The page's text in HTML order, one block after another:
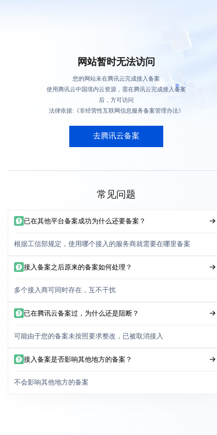
网站暂时无法访问
您的网站未在腾讯云完成接入备案
使用腾讯云中国境内云资源，需在腾讯云完成接入备案
后，方可访问
法律依据:《非经营性互联网信息服务备案管理办法》
去腾讯云备案
常见问题
已在其他平台备案成功为什么还要备案？
根据工信部规定，使用哪个接入的服务商就需要在哪里备案
接入备案之后原来的备案如何处理？
多个接入商可同时存在，互不干扰
已在腾讯云备案过，为什么还是阻断？
可能由于您的备案未按照要求整改，已被取消接入
接入备案是否影响其他地方的备案？
不会影响其他地方的备案